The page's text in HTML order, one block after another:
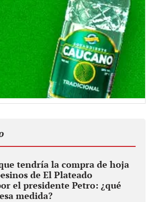
tendría la compra de hoja
de El Plateado
el presidente Petro: ¿qué
medida?